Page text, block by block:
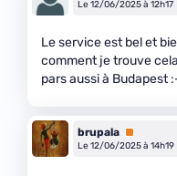
Le 12/06/2025 à 12h17
Le service est bel et
comment je trouve
pars aussi à Budapest
brupala Premium
Le 12/06/2025 à 14h19